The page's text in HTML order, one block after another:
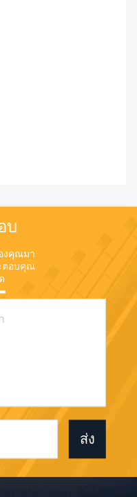
บ
งคุณมา
ตอบคุณ
ส่ง